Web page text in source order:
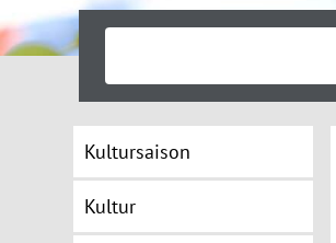
Kultursaison
Kultur